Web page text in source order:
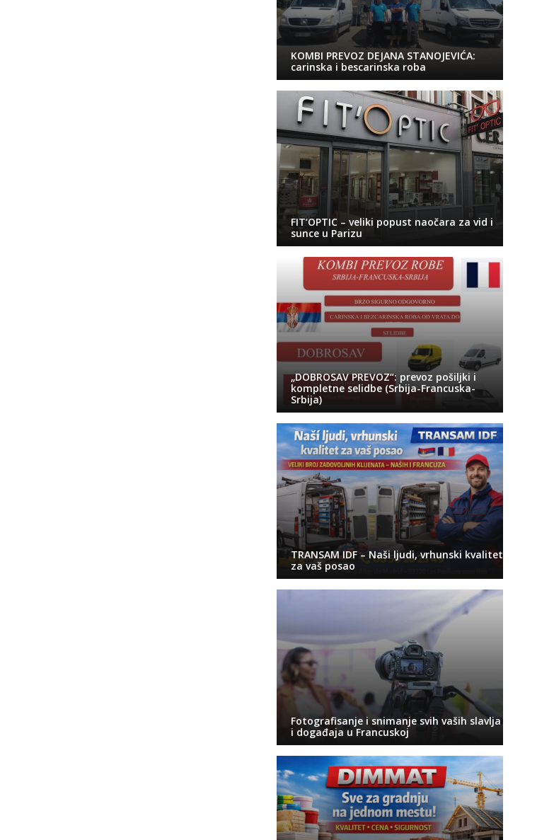
KOMBI PREVOZ DEJANA STANOJEVIĆA:
carinska i bescarinska roba
FIT’OPTIC – veliki popust naočara za vid i
sunce u Parizu
„DOBROSAV PREVOZ“: prevoz pošiljki i
kompletne selidbe (Srbija-Francuska-
Srbija)
TRANSAM IDF – Naši ljudi, vrhunski kvalitet
za vaš posao
Fotografisanje i snimanje svih vaših slavlja
i događaja u Francuskoj